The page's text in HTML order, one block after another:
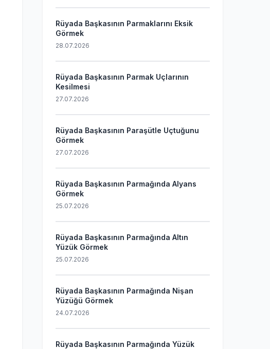
Rüyada Başkasının Parmaklarını Eksik
Görmek
28.07.2026
Rüyada Başkasının Parmak Uçlarının
Kesilmesi
27.07.2026
Rüyada Başkasının Paraşütle Uçtuğunu
Görmek
27.07.2026
Rüyada Başkasının Parmağında Alyans
Görmek
25.07.2026
Rüyada Başkasının Parmağında Altın
Yüzük Görmek
25.07.2026
Rüyada Başkasının Parmağında Nişan
Yüzüğü Görmek
24.07.2026
Rüyada Başkasının Parmağında Yüzük